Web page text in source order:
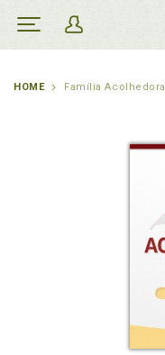
HOME Família Acolhedora